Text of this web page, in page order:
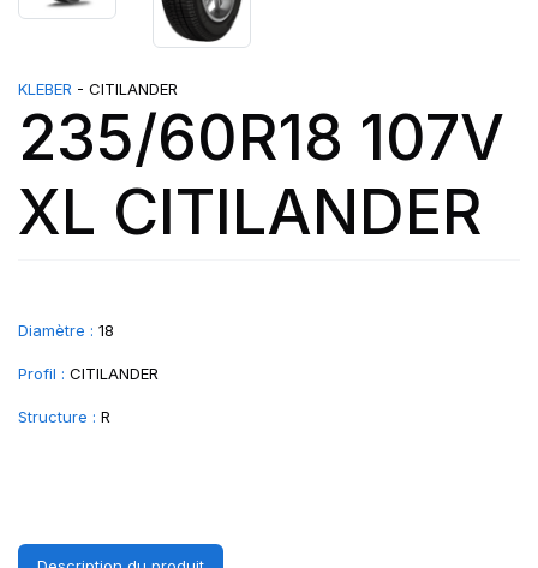
KLEBER - CITILANDER
235/60R18 107V
XL CITILANDER
Diamètre : 18
Profil : CITILANDER
Structure : R